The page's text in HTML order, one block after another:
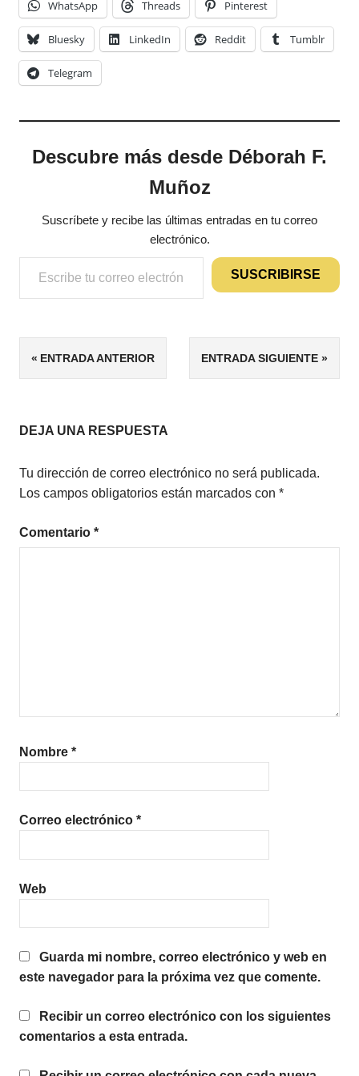
WhatsApp Threads Pinterest
Bluesky LinkedIn Reddit Tumblr
Telegram
Descubre más desde Déborah F.
Muñoz
Suscríbete y recibe las últimas entradas en tu correo
electrónico.
Escribe tu correo electrónico…
SUSCRIBIRSE
ETIQUETAS
MICRORRELATOS
ROMÁNTICA
Navegación
entradas
ENTRADA ANTERIOR ENTRADA SIGUIENTE
DEJA UNA RESPUESTA
Tu dirección de correo electrónico no será publicada.
Los campos obligatorios están marcados con *
Comentario *
Nombre *
Correo electrónico *
Web
Guarda mi nombre, correo electrónico y web en
este navegador para la próxima vez que comente.
Recibir un correo electrónico con los siguientes
comentarios a esta entrada.